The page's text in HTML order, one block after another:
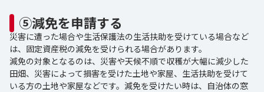
⑤減免を申請する
災害に遭った場合や生活保護法の生活扶助を受けている場合など
は、固定資産税の減免を受けられる場合があります。
減免の対象となるのは、災害や天候不順で収穫が大幅に減少した
田畑、災害によって損害を受けた土地や家屋、生活扶助を受けて
いる方の土地や家屋などです。減免を受けたい時は、自治体の窓